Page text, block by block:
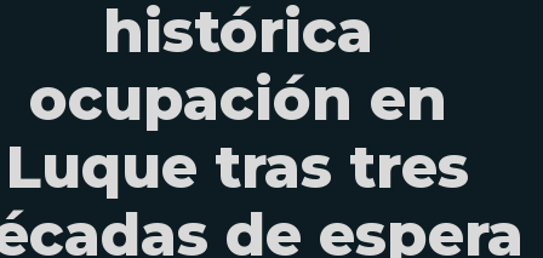
histórica
ocupación en
Luque tras tres
de espera